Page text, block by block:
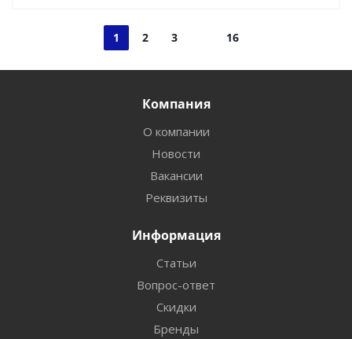
1 2 3 16
Компания
О компании
Новости
Вакансии
Реквизиты
Информация
Статьи
Вопрос-ответ
Скидки
Бренды